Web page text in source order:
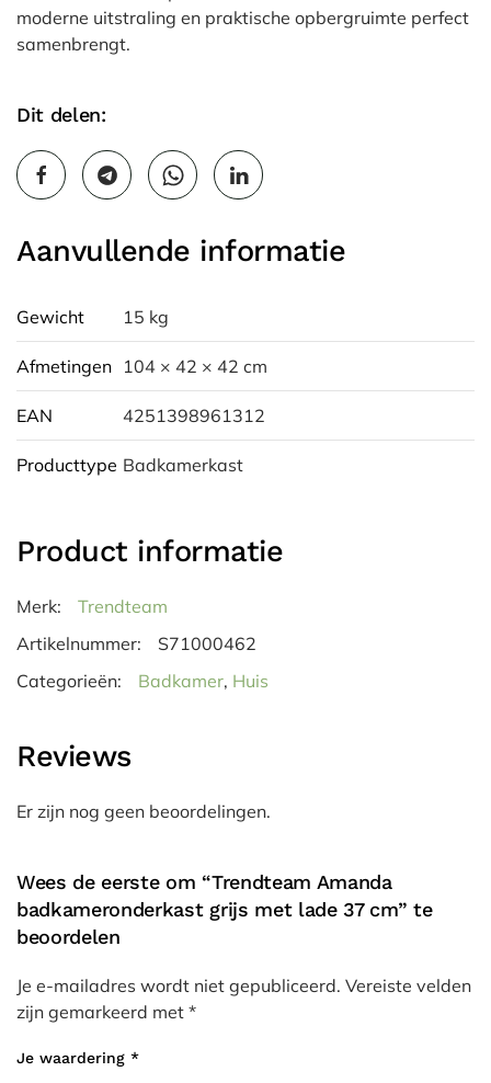
moderne uitstraling en praktische opbergruimte perfect
samenbrengt.
Dit delen:
Aanvullende informatie
Gewicht 15 kg
Afmetingen 104 × 42 × 42 cm
EAN 4251398961312
Producttype Badkamerkast
Product informatie
Merk:
Trendteam
Artikelnummer:
S71000462
Categorieën:
Badkamer, Huis
Reviews
Er zijn nog geen beoordelingen.
Wees de eerste om “Trendteam Amanda
badkameronderkast grijs met lade 37 cm” te
beoordelen
Je e-mailadres wordt niet gepubliceerd. Vereiste velden
zijn gemarkeerd met *
Je waardering *